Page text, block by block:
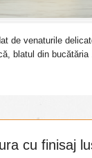
de venaturile
blatul din bucătăria
cu finisaj